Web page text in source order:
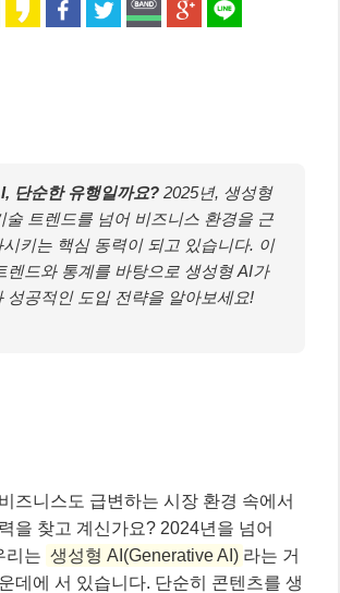
단순한 유행일까요? 2025년, 생성형
술 트렌드를 넘어 비즈니스 환경을 근
키는 핵심 동력이 되고 있습니다. 이
렌드와 통계를 바탕으로 생성형 AI가
성공적인 도입 전략을 알아보세요!
즈니스도 급변하는 시장 환경 속에서
을 찾고 계신가요? 2024년을 넘어
리는 생성형 AI(Generative AI) 라는 거
데에 서 있습니다. 단순히 콘텐츠를 생